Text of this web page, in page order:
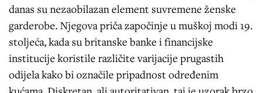
danas su nezaobilazan element suvremene ženske
garderobe. Njegova priča započinje u muškoj modi 19.
stoljeća, kada su britanske banke i financijske
institucije koristile različite varijacije prugastih
odijela kako bi označile pripadnost određenim